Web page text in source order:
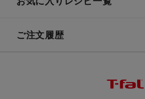
ご注文履歴